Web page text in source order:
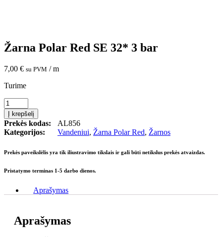
Žarna Polar Red SE 32* 3 bar
7,00 € su PVM / m
Turime
produkto
kiekis:
Žarna
Polar
Red
32*
bar
Į krepšelį
Prekės kodas:
AL856
Kategorijos:
Vandeniui, Žarna Polar Red, Žarnos
Prekės paveikslėlis yra tik iliustravimo tikslais ir gali būti netikslus prekės atvaizdas.
Pristatymo terminas 1-5 darbo dienos.
Aprašymas
Aprašymas